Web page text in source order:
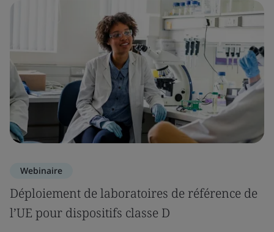
Webinaire
Déploiement de laboratoires de référence de
l’UE pour dispositifs classe D